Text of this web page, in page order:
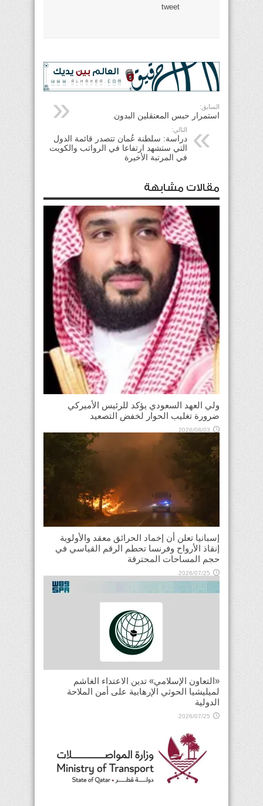
tweet
السابق:
استمرار حبس المعتقلين البدون
التالي:
دراسة: سلطنة عُمان تتصدر قائمة الدول
التي ستشهد ارتفاعا في الرواتب والكويت
في المرتبة الأخيرة
مقالات مشابهة
ولي العهد السعودي يؤكد للرئيس الأميركي
ضرورة تغليب الحوار لخفض التصعيد
2026/08/03
إسبانيا تعلن أن إخماد الحرائق معقد والأولوية
إنقاذ الأرواح وفرنسا تحطم الرقم القياسي في
حجم المساحات المحترقة
2026/07/25
«التعاون الإسلامي» تدين الاعتداء الغاشم
لميليشيا الحوثي الإرهابية على أمن الملاحة
الدولية
2026/07/25